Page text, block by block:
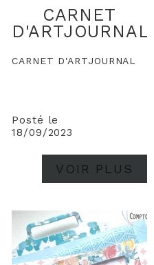
CARNET
D'ARTJOURNAL
CARNET D'ARTJOURNAL
Posté le
18/09/2023
VOIR PLUS